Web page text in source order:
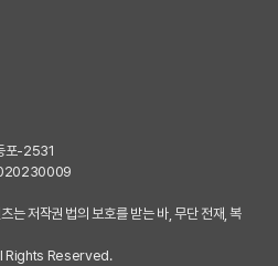
포-2531
저작권 법의 보호를 받는 바, 무단 전재, 복
Rights Reserved.